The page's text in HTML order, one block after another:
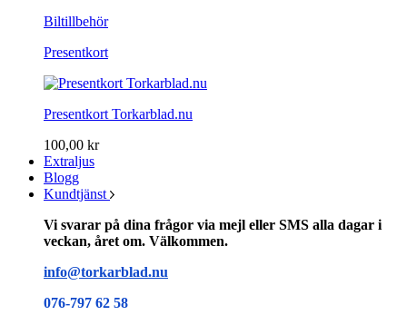
Biltillbehör
Presentkort
Presentkort Torkarblad.nu
100,00 kr
Extraljus
Blogg
Kundtjänst
Vi svarar på dina frågor via mejl eller SMS alla dagar i
veckan, året om. Välkommen.
info@torkarblad.nu
076-797 62 58